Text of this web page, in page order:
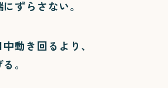
ずらさない。
動き回るより、
。